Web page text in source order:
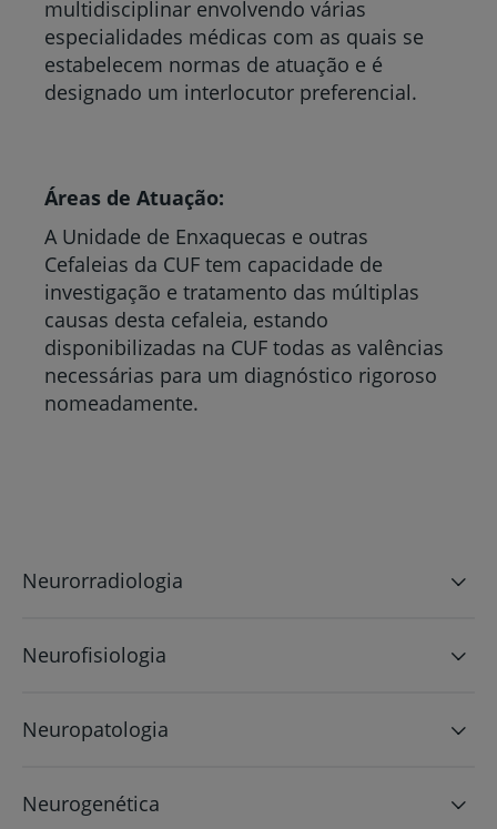
multidisciplinar envolvendo várias
especialidades médicas com as quais se
estabelecem normas de atuação e é
designado um interlocutor preferencial.
Áreas de Atuação:
A Unidade de Enxaquecas e outras
Cefaleias da CUF tem capacidade de
investigação e tratamento das múltiplas
causas desta cefaleia, estando
disponibilizadas na CUF todas as valências
necessárias para um diagnóstico rigoroso
nomeadamente.
Neurorradiologia
Neurofisiologia
Neuropatologia
Neurogenética